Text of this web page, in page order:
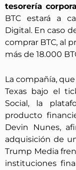
tesorería
BTC estará a
Digital. En caso
comprar BTC, al
más de 18.000
La compañía,
Texas bajo el
Social, la
producto
Devin Nunes,
adquisición de
Trump Media
instituciones